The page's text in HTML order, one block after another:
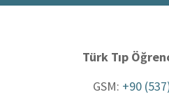
Türk Tıp
GSM: +90